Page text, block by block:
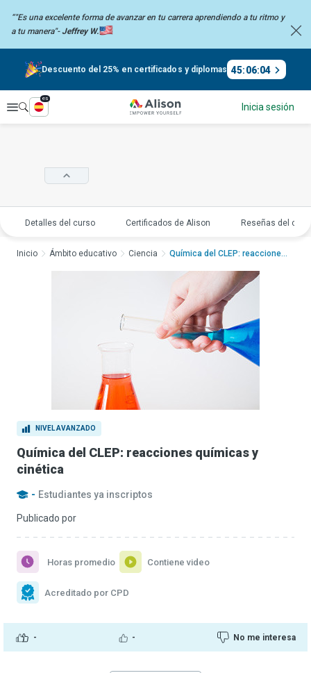
“"Es una excelente forma de avanzar en tu carrera aprendiendo a turitmo y
a tu manera"-Jeffrey W.
Descuento del 25% en certificados y diplomas 45:06:04
Explorar
es
Inicia sesión
Detalles del curso Certificados de Alison Reseñas del
NIVEL AVANZADO
Química del CLEP: reacciones químicas y
cinética
- Estudiantes ya inscriptos
Publicado por
- - No me interesa
Horas promedio Contiene video
Acreditado por CPD
Inicio Ámbito educativo Ciencia Química del CLEP: reacciones ...